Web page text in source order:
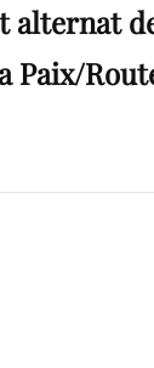
alternat
Paix/